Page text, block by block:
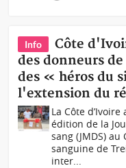
Info
Côte
des donneurs
des « héros du
l'extension du
La Côte
édition de la
sang (JMDS)
sanguine de
inter...